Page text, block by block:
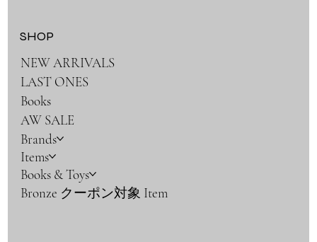
SHOP
NEW ARRIVALS
LAST ONES
Books
AW SALE
Brands
Items
Books & Toys
Bronze クーポン対象 Item